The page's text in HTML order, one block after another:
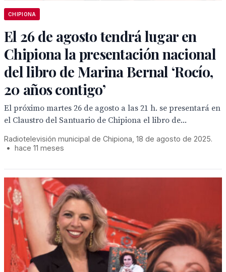
CHIPIONA
El 26 de agosto tendrá lugar en
Chipiona la presentación nacional
del libro de Marina Bernal ‘Rocío,
20 años contigo’
El próximo martes 26 de agosto a las 21 h. se presentará en
el Claustro del Santuario de Chipiona el libro de...
Radiotelevisión municipal de Chipiona, 18 de agosto de 2025.
• hace 11 meses